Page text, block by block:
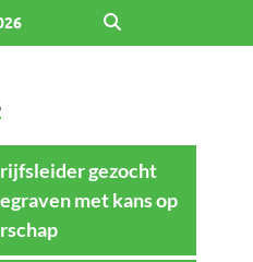
gezocht
met kans op